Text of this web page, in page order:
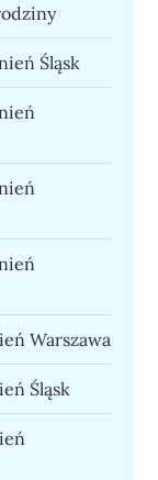
Śląsk
Warszawa
Śląsk